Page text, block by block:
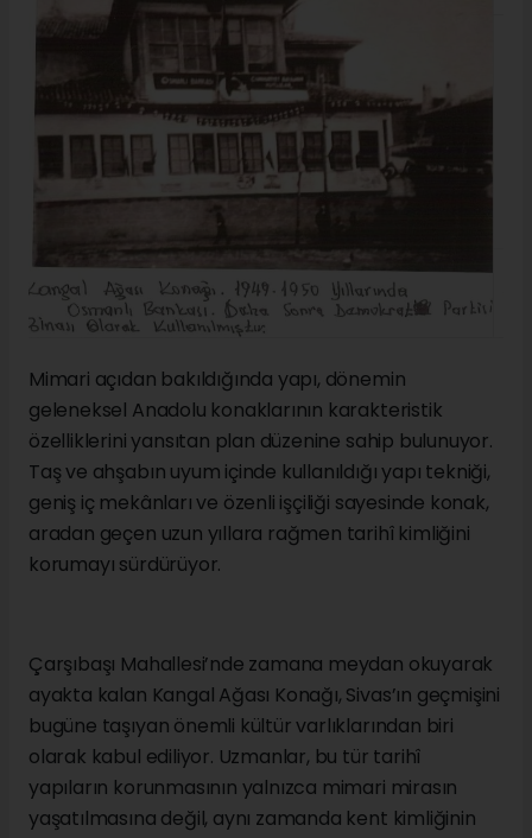
Mimari açıdan bakıldığında yapı, dönemin
geleneksel Anadolu konaklarının karakteristik
özelliklerini yansıtan plan düzenine sahip bulunuyor.
Taş ve ahşabın uyum içinde kullanıldığı yapı tekniği,
geniş iç mekânları ve özenli işçiliği sayesinde konak,
aradan geçen uzun yıllara rağmen tarihî kimliğini
korumayı sürdürüyor.
Çarşıbaşı Mahallesi’nde zamana meydan okuyarak
ayakta kalan Kangal Ağası Konağı, Sivas’ın geçmişini
bugüne taşıyan önemli kültür varlıklarından biri
olarak kabul ediliyor. Uzmanlar, bu tür tarihî
yapıların korunmasının yalnızca mimari mirasın
yaşatılmasına değil, aynı zamanda kent kimliğinin